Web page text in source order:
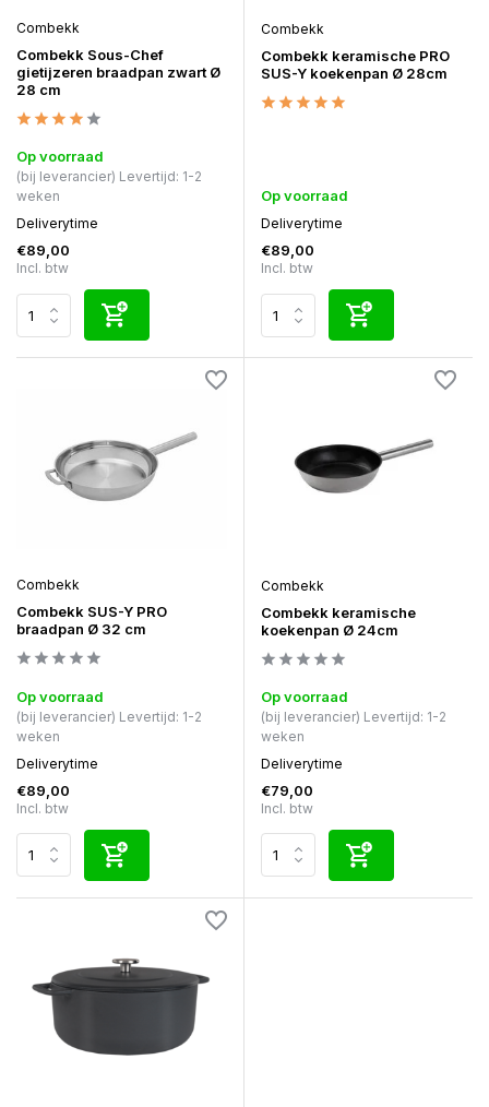
Combekk
Combekk Sous-Chef
gietijzeren braadpan zwart Ø
28 cm
Op voorraad
(bij leverancier) Levertijd: 1-2
weken
Deliverytime
€89,00
Incl. btw
Combekk
Combekk keramische PRO
SUS-Y koekenpan Ø 28cm
Op voorraad
Deliverytime
€89,00
Incl. btw
Combekk
Combekk SUS-Y PRO
braadpan Ø 32 cm
Op voorraad
(bij leverancier) Levertijd: 1-2
weken
Deliverytime
€89,00
Incl. btw
Combekk
Combekk keramische
koekenpan Ø 24cm
Op voorraad
(bij leverancier) Levertijd: 1-2
weken
Deliverytime
€79,00
Incl. btw